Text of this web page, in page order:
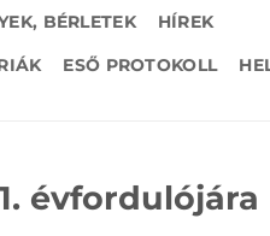
BÉRLETEK
HÍREK
ESŐ PROTOKOLL
évfordulójára